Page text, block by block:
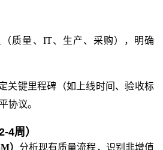
质量、 IT、生产、采购），明确
关键里程碑（如上线时间、验收标
协议。
4周）
） 分析现有质量流程，识别非增值